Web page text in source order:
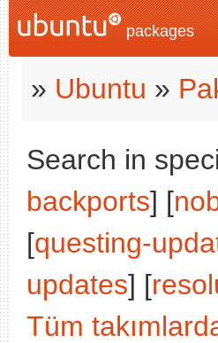
packages
» Ubuntu »
Search in
backports] [
[questing-
updates] [
Tüm